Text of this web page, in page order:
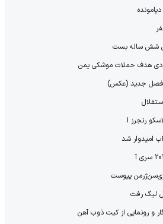
شش ساله بست
هدف حملات موشکی یمن
فصل جدید (عکس)
امیدوار شد
پیوست
لیگ رفت
و رونمایی از کیت ذوب آهن